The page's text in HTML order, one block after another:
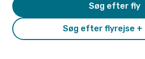
Søg efter flyrejse +
Søg efter fly